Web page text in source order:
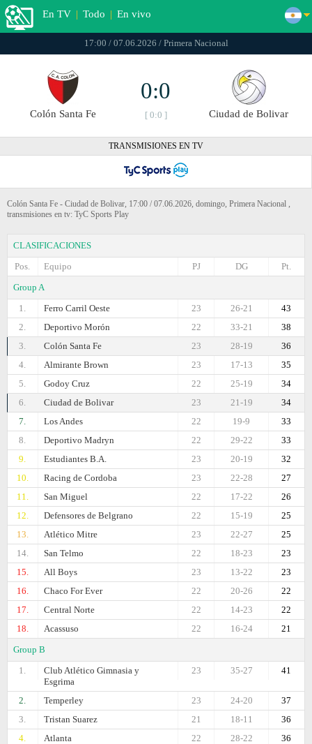
En TV | Todo | En vivo
17:00 / 07.06.2026 / Primera Nacional
Colón Santa Fe
0:0
[ 0:0 ] Ciudad de Bolivar
TRANSMISIONES EN TV
Colón Santa Fe - Ciudad de Bolivar, 17:00 / 07.06.2026, domingo, Primera Nacional ,
transmisiones en tv: TyC Sports Play
CLASIFICACIONES
Pos.
Equipo Pt.
DG
PJ
Group A
1.
Ferro Carril Oeste 43
26-21
23
2.
Deportivo Morón 38
33-21
22
3.
Colón Santa Fe 36
28-19
23
4.
Almirante Brown 35
17-13
23
5.
Godoy Cruz 34
25-19
22
6.
Ciudad de Bolivar 34
21-19
23
7.
Los Andes 33
19-9
22
8.
Deportivo Madryn 33
29-22
22
9.
Estudiantes B.A. 32
20-19
23
10.
Racing de Cordoba 27
22-28
23
11.
San Miguel 26
17-22
22
12.
Defensores de Belgrano 25
15-19
22
13.
Atlético Mitre 25
22-27
23
14.
San Telmo 23
18-23
22
15.
All Boys 23
13-22
23
16.
Chaco For Ever 22
20-26
22
17.
Central Norte 22
14-23
22
18.
Acassuso 21
16-24
22
Group B
1.
Club Atlético Gimnasia y
Esgrima
41
35-27
23
2. Temperley 37
24-20
23
3.
Tristan Suarez 36
18-11
21
4.
Atlanta 36
28-22
22